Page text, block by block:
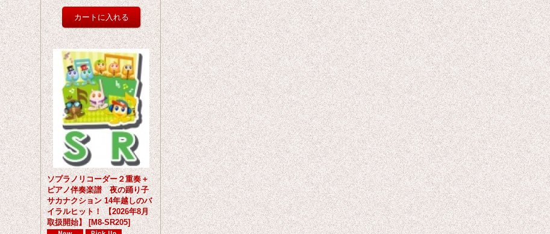
ソプラノリコーダー２重奏＋
ピアノ伴奏楽譜 夜の踊り子
サカナクション 14年越しのバ
イラルヒット！ 【2026年8月
取扱開始】 [M8-SR205]